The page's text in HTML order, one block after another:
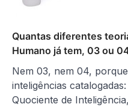
Quantas diferentes
Humano já tem, 03 ou
Nem 03, nem 04,
inteligências
Quociente de